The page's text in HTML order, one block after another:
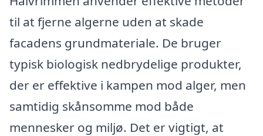
til at fjerne algerne uden at skade
facadens grundmateriale. De bruger
typisk biologisk nedbrydelige produkter,
der er effektive i kampen mod alger, men
samtidig skånsomme mod både
mennesker og miljø. Det er vigtigt, at